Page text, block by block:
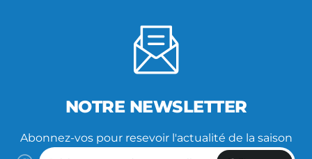
NOTRE NEWSLETTER
Abonnez-vos pour resevoir l'actualité de la saison
Saisissez